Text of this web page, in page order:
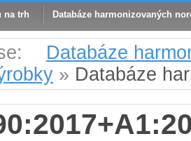
na trh Databáze harmonizovaných
Databáze
» Databáze